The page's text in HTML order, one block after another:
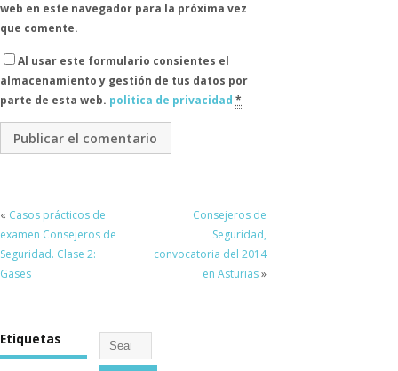
web en este navegador para la próxima vez
que comente.
Al usar este formulario consientes el
almacenamiento y gestión de tus datos por
parte de esta web. politica de privacidad *
« Casos prácticos de
examen Consejeros de
Seguridad. Clase 2:
Gases
Consejeros de
Seguridad,
convocatoria del 2014
en Asturias»
Etiquetas